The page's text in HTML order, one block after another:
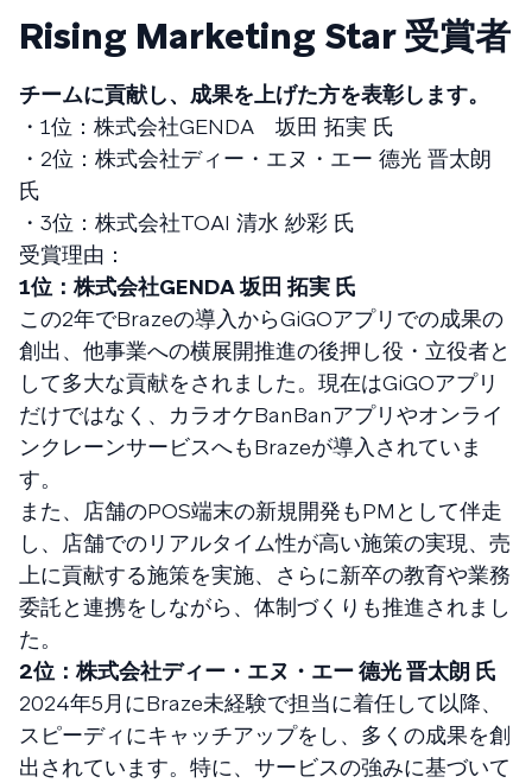
Rising Marketing Star 受賞者
チームに貢献し、成果を上げた方を表彰します。
・1位：株式会社GENDA 坂田 拓実 氏
・2位：株式会社ディー・エヌ・エー 德光 晋太朗
氏
・3位：株式会社TOAI 清水 紗彩 氏
受賞理由：
1位：株式会社GENDA 坂田 拓実 氏
この2年でBrazeの導入からGiGOアプリでの成果の
創出、他事業への横展開推進の後押し役・立役者と
して多大な貢献をされました。現在はGiGOアプリ
だけではなく、カラオケBanBanアプリやオンライ
ンクレーンサービスへもBrazeが導入されていま
す。
また、店舗のPOS端末の新規開発もPMとして伴走
し、店舗でのリアルタイム性が高い施策の実現、売
上に貢献する施策を実施、さらに新卒の教育や業務
委託と連携をしながら、体制づくりも推進されまし
た。
2位：株式会社ディー・エヌ・エー 德光 晋太朗 氏
2024年5月にBraze未経験で担当に着任して以降、
スピーディにキャッチアップをし、多くの成果を創
出されています。特に、サービスの強みに基づいて